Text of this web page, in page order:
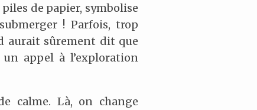
de papier, symbolise
! Parfois, trop
aurait sûrement dit que
appel à l’exploration
calme. Là, on change